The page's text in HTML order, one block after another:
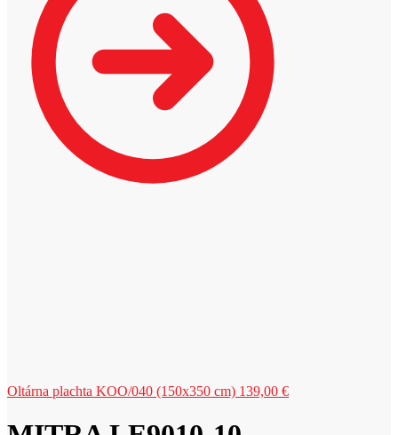
Oltárna plachta KOO/040 (150x350 cm) 139,00 €